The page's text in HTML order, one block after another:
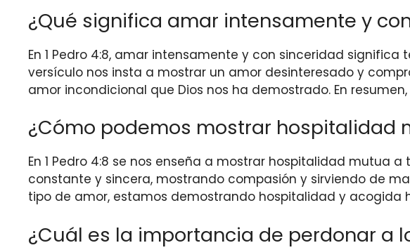
¿Qué significa amar intensamente y
En 1 Pedro 4:8, amar intensamente y con sinceridad
versículo nos insta a mostrar un amor desinteresado y
amor incondicional que Dios nos ha demostrado. En
¿Cómo podemos mostrar hospitalidad
En 1 Pedro 4:8 se nos enseña a mostrar hospitalidad mutua
constante y sincera, mostrando compasión y sirviendo de
tipo de amor, estamos demostrando hospitalidad y acogida
¿Cuál es la importancia de perdonar a